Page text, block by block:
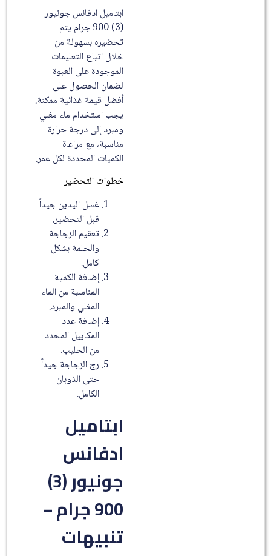
ابتاميل ادفانس جونيور
(3) 900 جرام يتم
تحضيره بسهولة من
خلال اتباع التعليمات
الموجودة على العبوة
لضمان الحصول على
أفضل قيمة غذائية ممكنة.
يجب استخدام ماء مغلي
ومبرد إلى درجة حرارة
مناسبة، مع مراعاة
الكميات المحددة لكل عمر.
خطوات التحضير
غسل اليدين جيداً
قبل التحضير.
تعقيم الزجاجة
والحلمة بشكل
كامل.
إضافة الكمية
المناسبة من الماء
المغلي والمبرد.
إضافة عدد
المكاييل المحدد
من الحليب.
رج الزجاجة جيداً
حتى الذوبان
الكامل.
ابتاميل
ادفانس
جونيور (3)
900 جرام –
تنبيهات